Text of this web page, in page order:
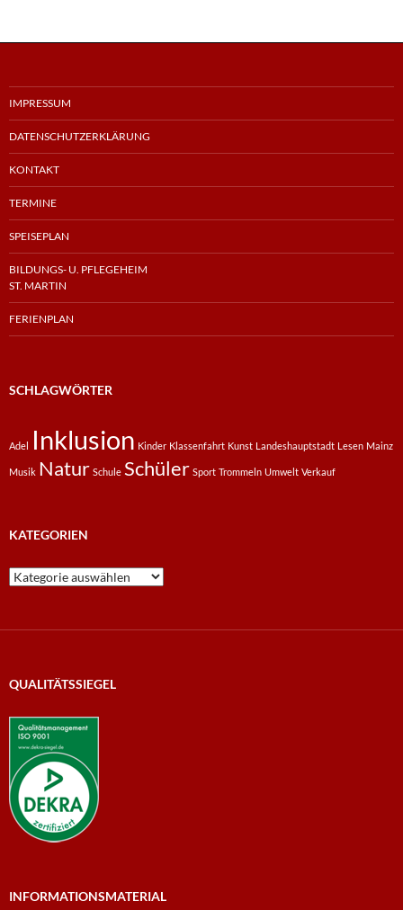
IMPRESSUM
DATENSCHUTZERKLÄRUNG
KONTAKT
TERMINE
SPEISEPLAN
BILDUNGS- U. PFLEGEHEIM
ST. MARTIN
FERIENPLAN
SCHLAGWÖRTER
Adel Inklusion Kinder Klassenfahrt Kunst Landeshauptstadt Lesen Mainz
Musik Natur Schule Schüler Sport Trommeln Umwelt Verkauf
KATEGORIEN
Kategorien
QUALITÄTSSIEGEL
INFORMATIONSMATERIAL